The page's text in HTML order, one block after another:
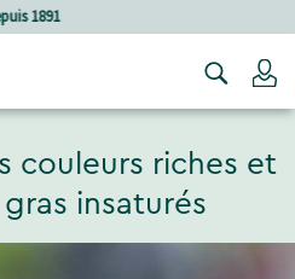
holistiques
couleurs riches et
insaturés